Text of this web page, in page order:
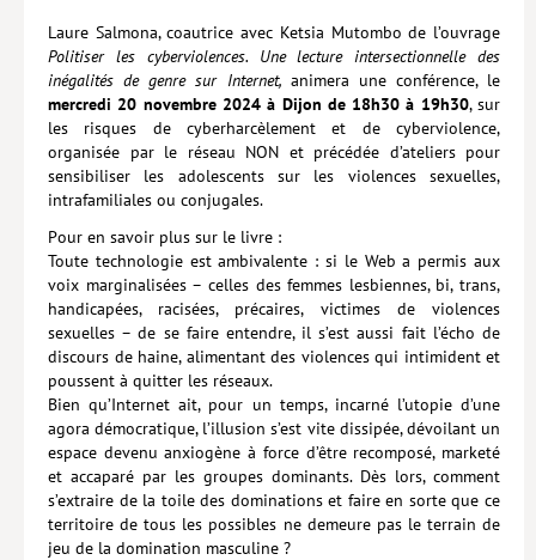
Lieux de…
MiMed
Mobilisations
MythO !
Actes de colloque
>> Cavalier poche <<
>> Livres numériques <<
AUTEURS
PARTENARIATS
CORPORATE
Idées reçues – Corporate
Livres blancs
Laure Salmona, coautrice avec Ketsia Mutombo de l’ouvrage
Politiser les cyberviolences. Une lecture intersectionnelle des
inégalités de genre sur Internet, animera une conférence, le
mercredi 20 novembre 2024 à Dijon de 18h30 à 19h30, sur
les risques de cyberharcèlement et de cyberviolence,
organisée par le réseau NON et précédée d’ateliers pour
sensibiliser les adolescents sur les violences sexuelles,
intrafamiliales ou conjugales.
Pour en savoir plus sur le livre :
Toute technologie est ambivalente : si le Web a permis aux
voix marginalisées – celles des femmes lesbiennes, bi, trans,
handicapées, racisées, précaires, victimes de violences
sexuelles – de se faire entendre, il s’est aussi fait l’écho de
discours de haine, alimentant des violences qui intimident et
poussent à quitter les réseaux.
Bien qu’Internet ait, pour un temps, incarné l’utopie d’une
agora démocratique, l’illusion s’est vite dissipée, dévoilant un
espace devenu anxiogène à force d’être recomposé, marketé
et accaparé par les groupes dominants. Dès lors, comment
s’extraire de la toile des dominations et faire en sorte que ce
territoire de tous les possibles ne demeure pas le terrain de
jeu de la domination masculine ?